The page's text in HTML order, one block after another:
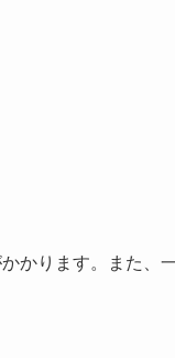
かります。また、